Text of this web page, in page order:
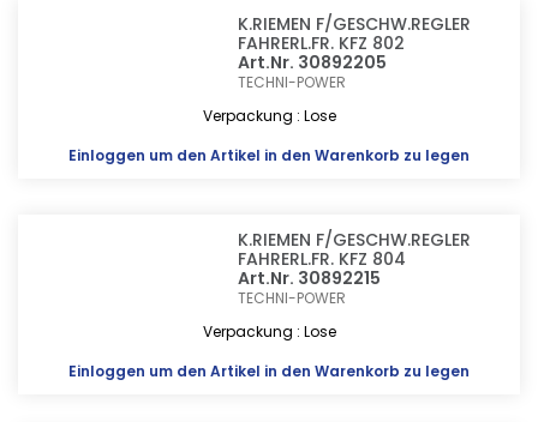
K.RIEMEN F/GESCHW.REGLER
FAHRERL.FR. KFZ 802
Art.Nr. 30892205
TECHNI-POWER
Verpackung : Lose
Einloggen um den Artikel in den Warenkorb zu legen
K.RIEMEN F/GESCHW.REGLER
FAHRERL.FR. KFZ 804
Art.Nr. 30892215
TECHNI-POWER
Verpackung : Lose
Einloggen um den Artikel in den Warenkorb zu legen